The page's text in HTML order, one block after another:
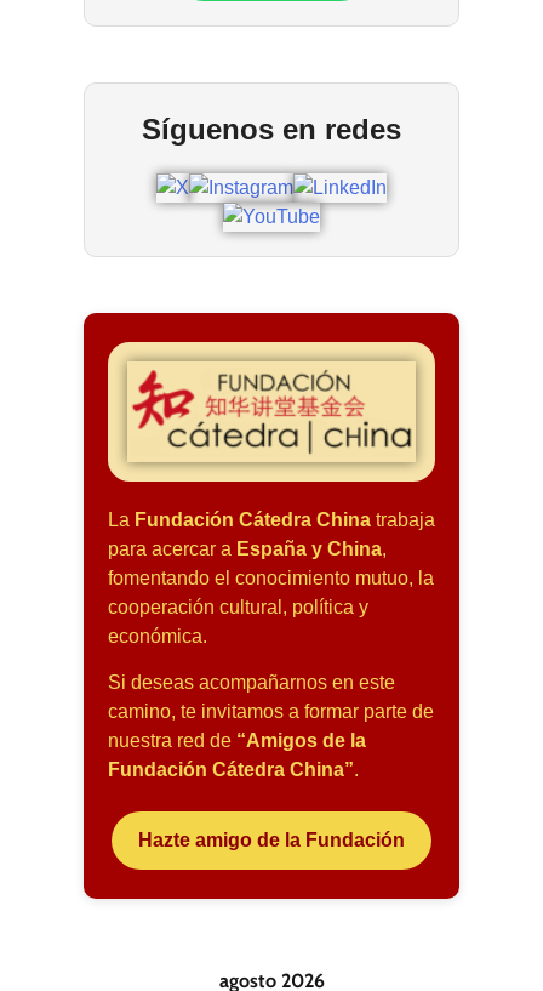
Síguenos en redes
La Fundación Cátedra China trabaja
para acercar a España y China,
fomentando el conocimiento mutuo, la
cooperación cultural, política y
económica.
Si deseas acompañarnos en este
camino, te invitamos a formar parte de
nuestra red de “Amigos de la
Fundación Cátedra China”.
Hazte amigo de la Fundación
agosto 2026